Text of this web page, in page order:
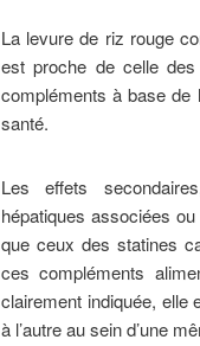
La levure de riz rouge
est proche de celle
compléments à base de
santé.
Les effets
hépatiques associées
que ceux des statines
ces compléments
clairement indiquée, elle
à l’autre au sein d’une